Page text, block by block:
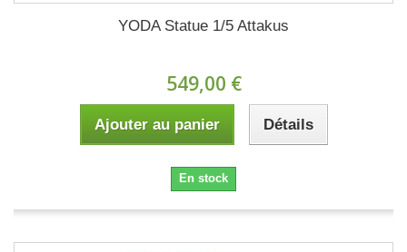
YODA Statue 1/5 Attakus
549,00 €
Ajouter au panier Détails
En stock